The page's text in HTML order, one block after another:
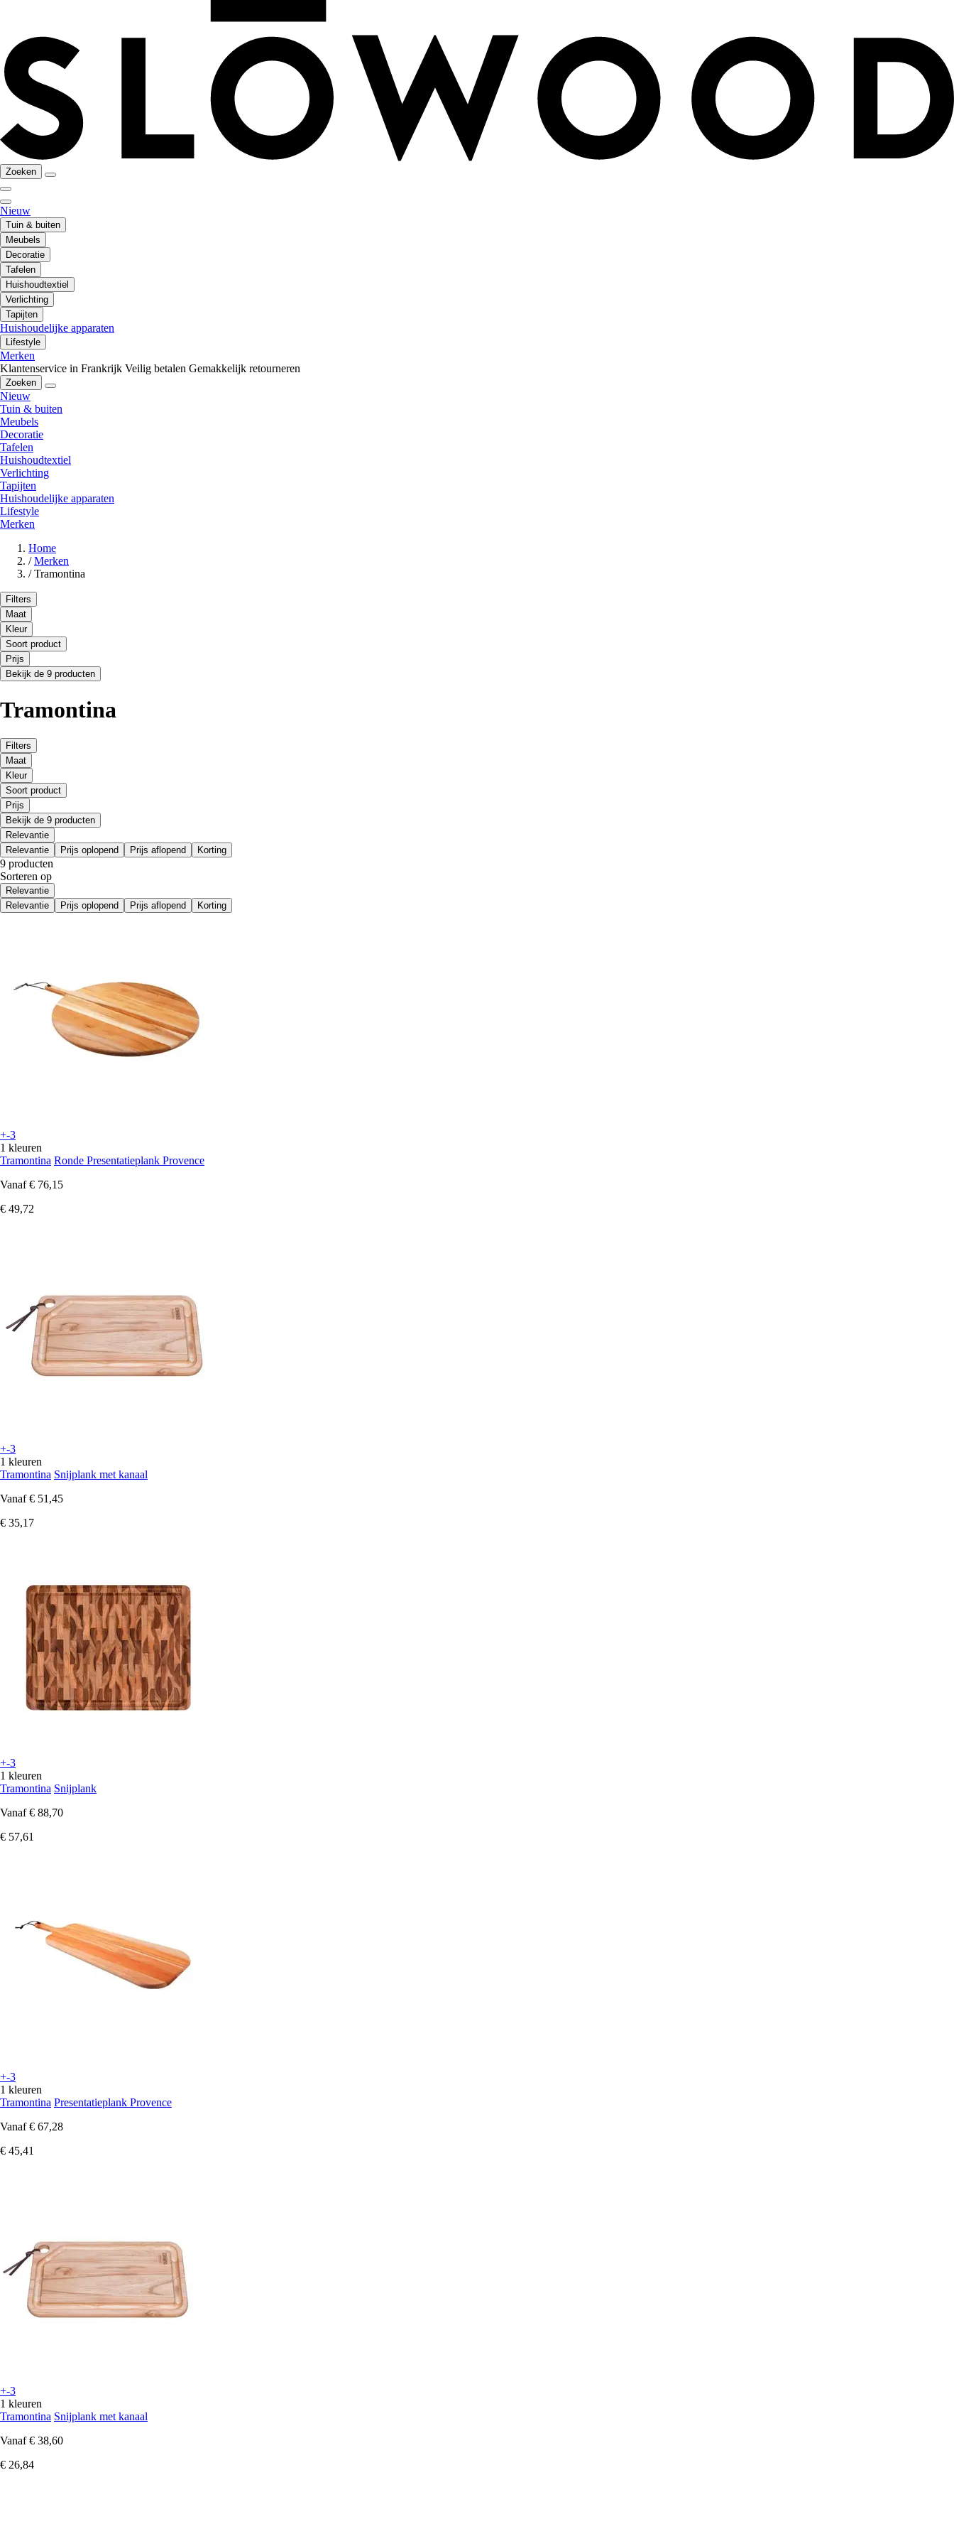
Zoeken
Nieuw
Tuin & buiten
Meubels
Decoratie
Tafelen
Huishoudtextiel
Verlichting
Tapijten
Huishoudelijke apparaten
Lifestyle
Merken
Klantenservice in Frankrijk Veilig betalen Gemakkelijk retourneren
Zoeken
Nieuw
Tuin & buiten
Meubels
Decoratie
Tafelen
Huishoudtextiel
Verlichting
Tapijten
Huishoudelijke apparaten
Lifestyle
Merken
Home
/ Merken
/ Tramontina
Filters
Maat
Kleur
Soort product
Prijs
Bekijk de 9 producten
Tramontina
Filters
Maat
Kleur
Soort product
Prijs
Bekijk de 9 producten
Relevantie
Relevantie
Prijs oplopend Prijs aflopend Korting
9 producten
Sorteren op
Relevantie
Relevantie
Prijs oplopend Prijs aflopend Korting
+-3
1 kleuren
Tramontina Ronde Presentatieplank Provence
Vanaf € 76,15
€ 49,72
+-3
1 kleuren
Tramontina Snijplank met kanaal
Vanaf € 51,45
€ 35,17
+-3
1 kleuren
Tramontina Snijplank
Vanaf € 88,70
€ 57,61
+-3
1 kleuren
Tramontina Presentatieplank Provence
Vanaf € 67,28
€ 45,41
+-3
1 kleuren
Tramontina Snijplank met kanaal
Vanaf € 38,60
€ 26,84